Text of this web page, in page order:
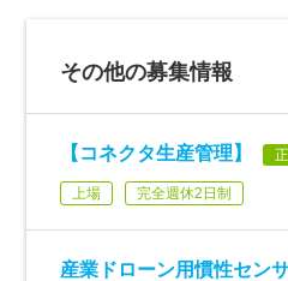
その他の募集情報
【コネクタ生産管理】
上場 完全週休2日制
産業ドローン用慣性セン